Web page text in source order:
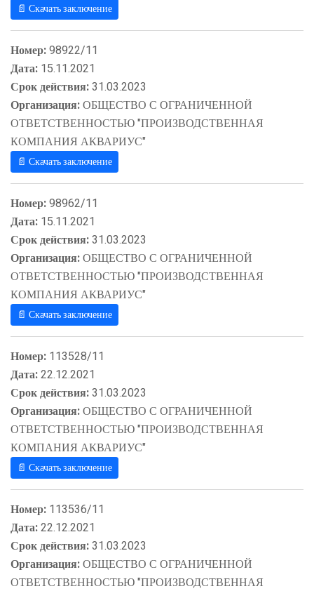
📄 Скачать заключение
Номер:98922/11
Дата: 15.11.2021
Срок действия:31.03.2023
Организация:ОБЩЕСТВО С ОГРАНИЧЕННОЙ
ОТВЕТСТВЕННОСТЬЮ "ПРОИЗВОДСТВЕННАЯ
КОМПАНИЯ АКВАРИУС"
📄 Скачать заключение
Номер:98962/11
Дата: 15.11.2021
Срок действия:31.03.2023
Организация:ОБЩЕСТВО С ОГРАНИЧЕННОЙ
ОТВЕТСТВЕННОСТЬЮ "ПРОИЗВОДСТВЕННАЯ
КОМПАНИЯ АКВАРИУС"
📄 Скачать заключение
Номер: 113528/11
Дата:22.12.2021
Срок действия:31.03.2023
Организация:ОБЩЕСТВО С ОГРАНИЧЕННОЙ
ОТВЕТСТВЕННОСТЬЮ "ПРОИЗВОДСТВЕННАЯ
КОМПАНИЯ АКВАРИУС"
📄 Скачать заключение
Номер: 113536/11
Дата:22.12.2021
Срок действия:31.03.2023
Организация:ОБЩЕСТВО С ОГРАНИЧЕННОЙ
ОТВЕТСТВЕННОСТЬЮ "ПРОИЗВОДСТВЕННАЯ